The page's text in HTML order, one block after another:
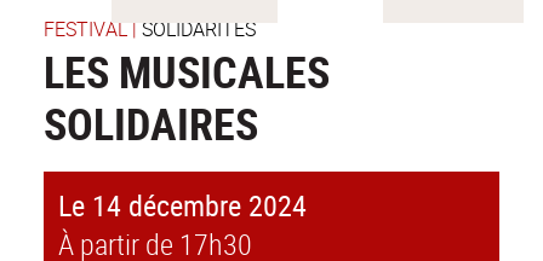
FESTIVAL | SOLIDARITÉS
LES MUSICALES
SOLIDAIRES
Le 14 décembre 2024
À partir de 17h30